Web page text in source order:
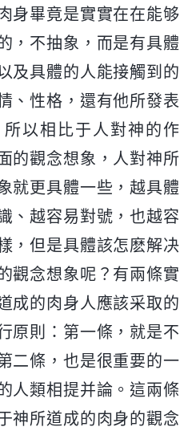
身畢竟是實實在在能够
，不抽象，而是有具體
及具體的人能接觸到的
、性格，還有他所發表
以相比于人對神的作
的觀念想象，人對神所
就更具體一些，越具體
、越容易對號，也越容
，但是具體該怎麽解决
觀念想象呢？有兩條實
成的肉身人應該采取的
原則：第一條，就是不
二條，也是很重要的一
人類相提并論。這兩條
神所道成的肉身的觀念